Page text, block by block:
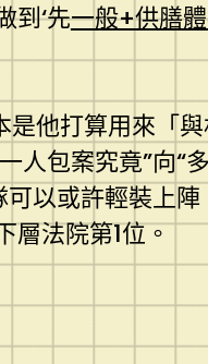
到‘先一般+供膳
是他打算用來「
人包案究竟”向“
以或許輕裝上
層法院第1位。